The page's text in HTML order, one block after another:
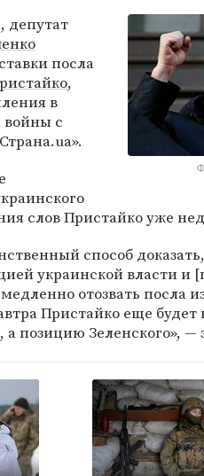
депутат
посла
,
в
с
слов Пристайко уже
способ
украинской власти и
отозвать посла
Пристайко еще
позицию Зеленского», —